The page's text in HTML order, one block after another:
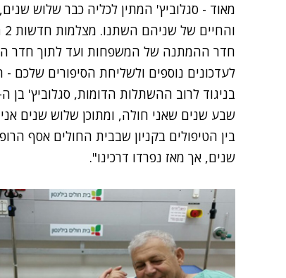
מאוד - סגלוביץ' המתין לכליה כבר שלוש
חדר ההמתנה של המשפחות ועד לתוך חדר
לעדכונים נוספים ולשליחת הסיפורים שלכם - היכנסו
שבע שנים שאני חולה, ומתוכן שלוש שנים
בין הטיפולים בקניון שבבית החולים אסף
שנים, אך מאז נפרדו דרכינו".